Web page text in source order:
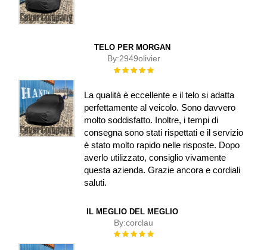
TELO PER MORGAN
By:2949olivier
Rating:
La qualità è eccellente e il telo si adatta
perfettamente al veicolo. Sono davvero
molto soddisfatto. Inoltre, i tempi di
consegna sono stati rispettati e il servizio
è stato molto rapido nelle risposte. Dopo
averlo utilizzato, consiglio vivamente
questa azienda. Grazie ancora e cordiali
saluti.
IL MEGLIO DEL MEGLIO
By:corclau
Rating: